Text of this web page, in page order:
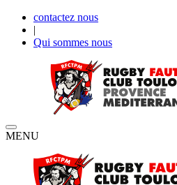
contactez nous
|
Qui sommes nous
MENU